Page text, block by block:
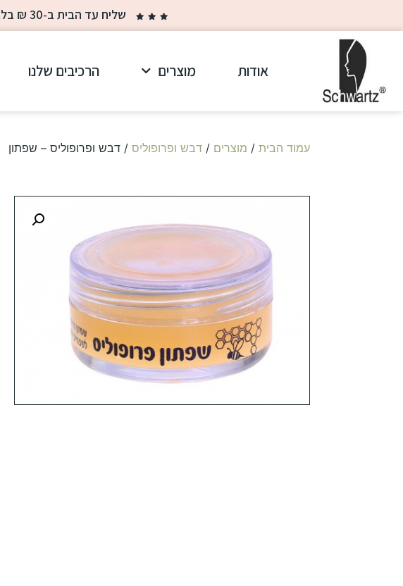
שליח עד הבית ב-30 ₪ בלבד בקנייה מ-100 ₪ | משלוחים חינם ברכישה מ- 200 ₪
אודות מוצרים הרכיבים שלנו
עמוד הבית / מוצרים / דבש ופרופוליס / דבש ופרופוליס – שפתון